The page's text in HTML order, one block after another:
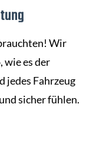
Wir
wie es der
jedes Fahrzeug
sicher fühlen.